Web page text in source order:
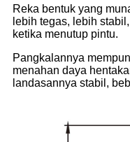
Reka bentuk yang
lebih tegas, lebih
ketika menutup pintu.
Pangkalannya
menahan daya
landasannya stabil,